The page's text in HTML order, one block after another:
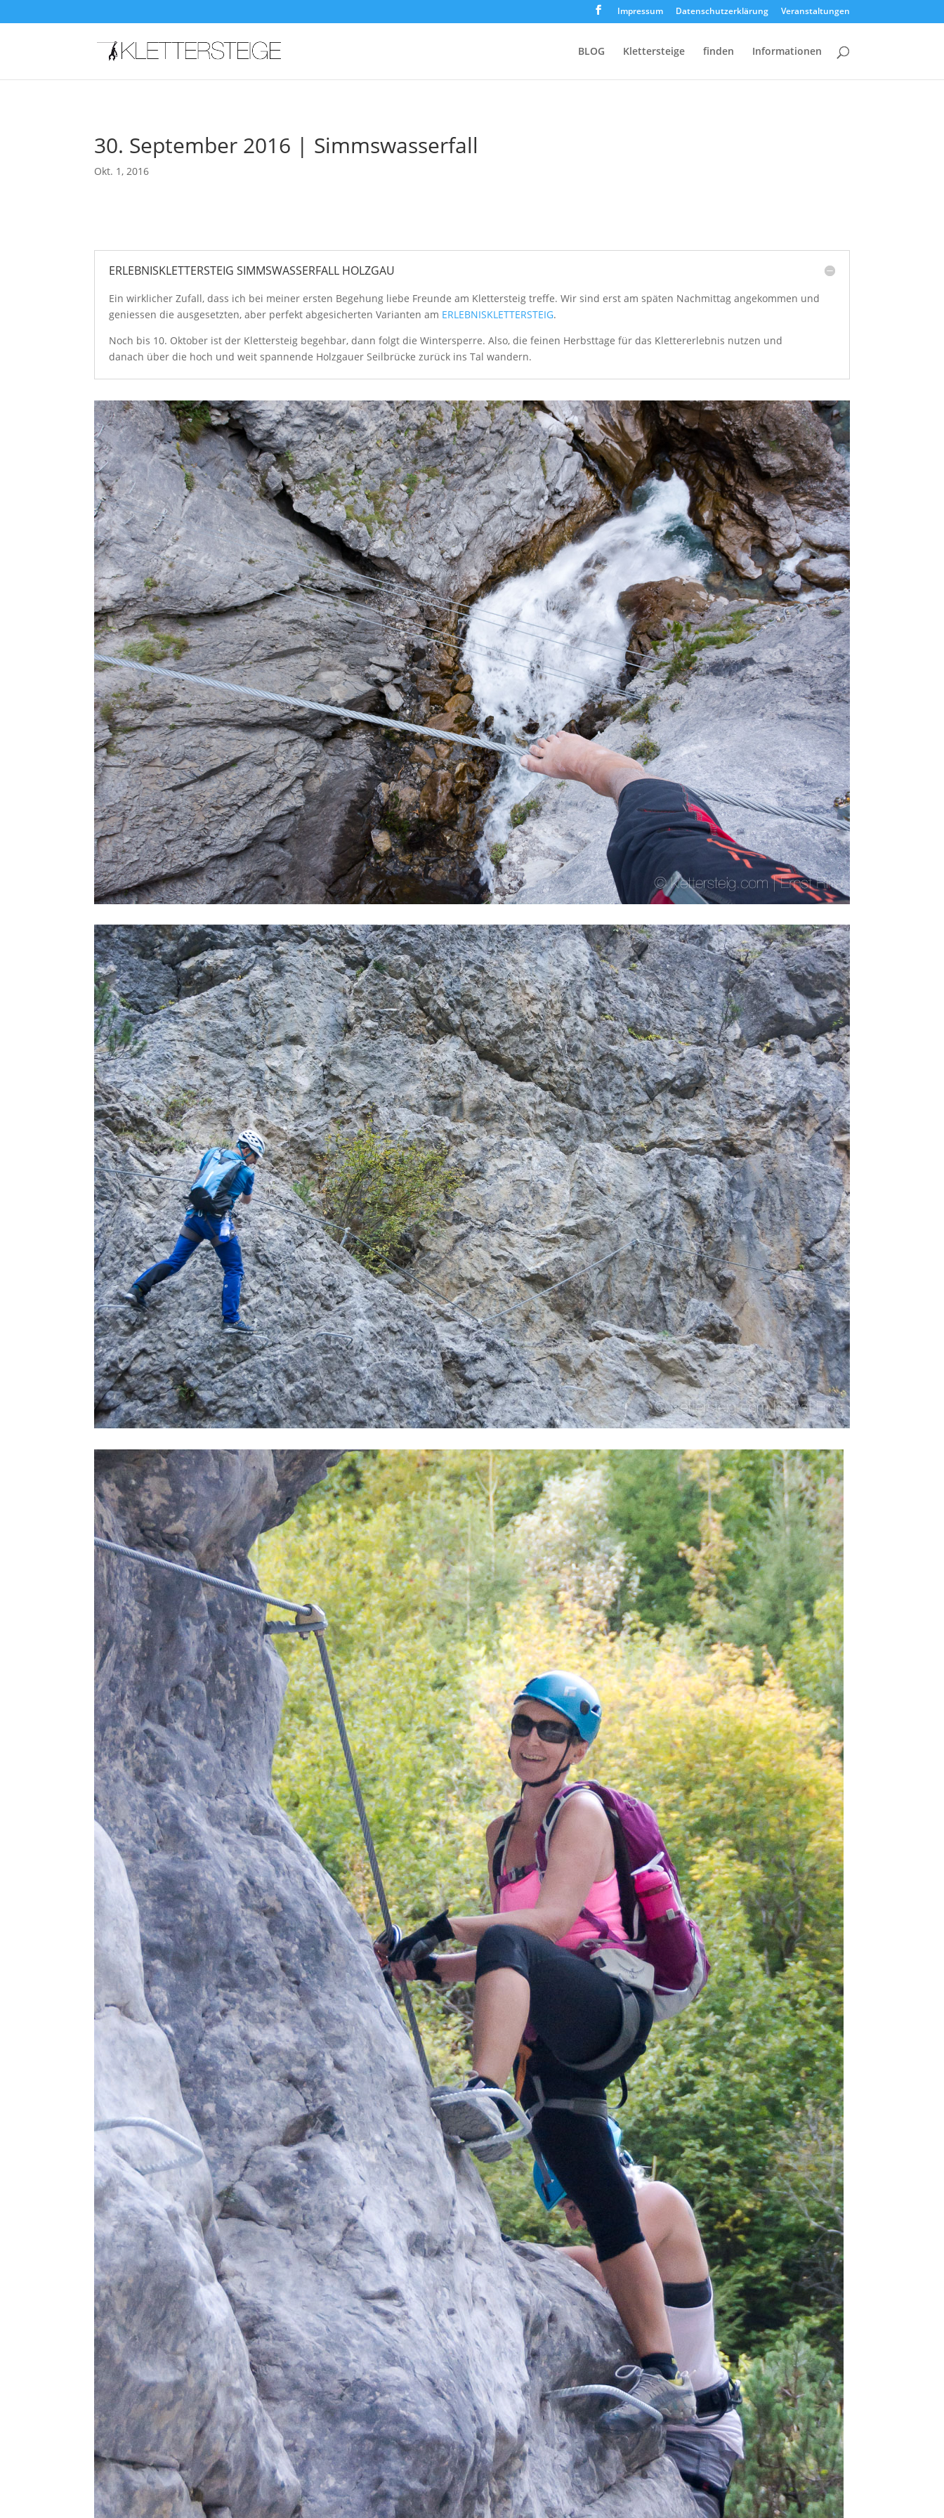
Impressum Datenschutzerklärung Veranstaltungen
BLOG Klettersteige finden Informationen
30. September 2016 | Simmswasserfall
Okt. 1, 2016
ERLEBNISKLETTERSTEIG SIMMSWASSERFALL HOLZGAU
Ein wirklicher Zufall, dass ich bei meiner ersten Begehung liebe Freunde am Klettersteig treffe. Wir sind erst am späten Nachmittag angekommen und
geniessen die ausgesetzten, aber perfekt abgesicherten Varianten am ERLEBNISKLETTERSTEIG.
Noch bis 10. Oktober ist der Klettersteig begehbar, dann folgt die Wintersperre. Also, die feinen Herbsttage für das Klettererlebnis nutzen und
danach über die hoch und weit spannende Holzgauer Seilbrücke zurück ins Tal wandern.